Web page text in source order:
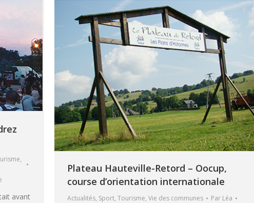
,
avant
Plateau Hauteville-Retord – Oocup,
course d’orientation internationale
Actualités, Sport, Tourisme, Vie des communes Par Léa